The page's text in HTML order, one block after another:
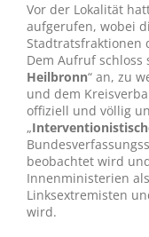
Vor der Lokalität
aufgerufen, wobei
Stadtratsfraktionen
Dem Aufruf schloss
Heilbronn“ an, zu
und dem
offiziell und völlig
„
beobachtet wird
Innenministerien
Linksextremisten
wird.